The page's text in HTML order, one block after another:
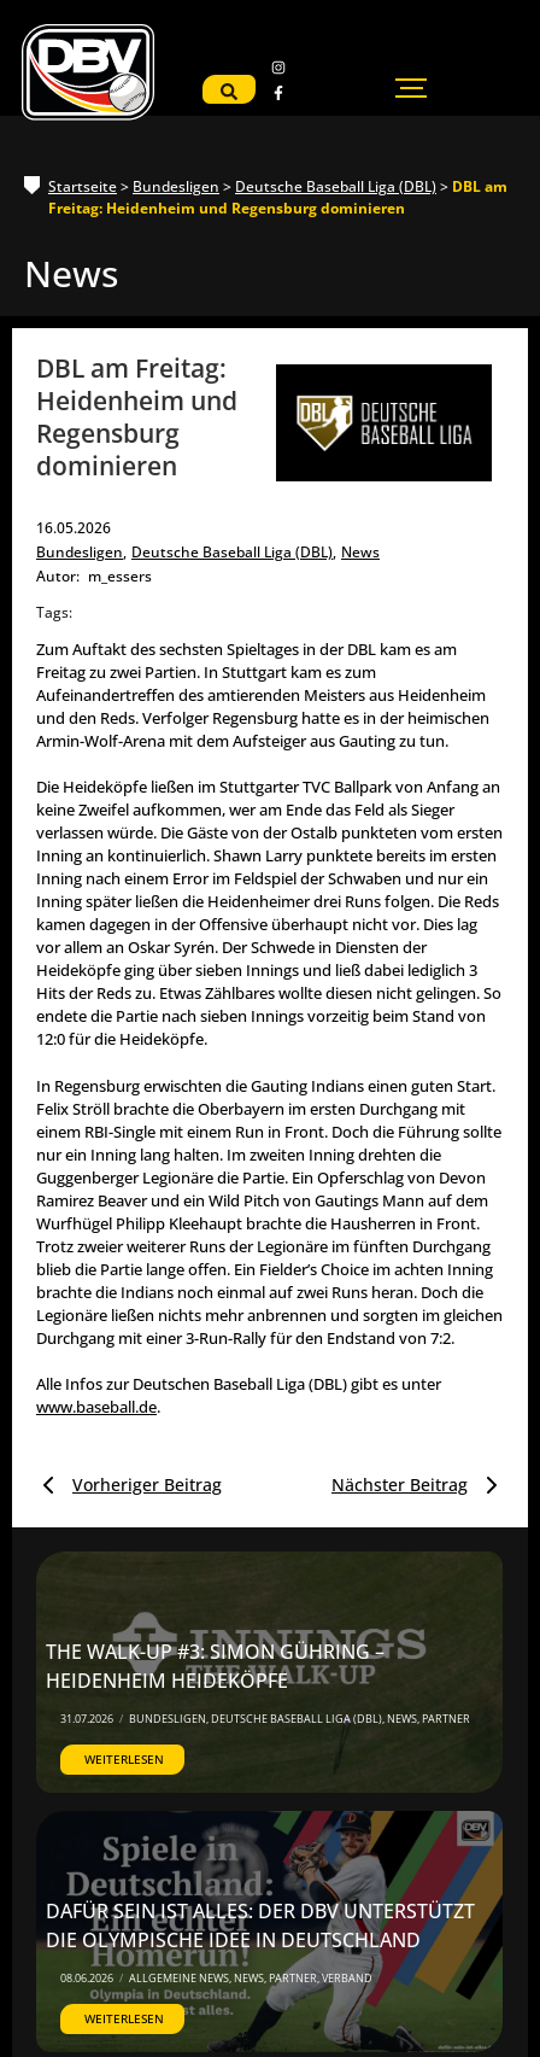
Startseite> Bundesligen > Deutsche Baseball Liga (DBL)> DBL am
Freitag: Heidenheim und Regensburg dominieren
News
DBL am Freitag:
Heidenheim und
Regensburg
dominieren
16.05.2026
Bundesligen, Deutsche Baseball Liga (DBL), News
Autor: m_essers
Tags:
Zum Auftakt des sechsten Spieltages in der DBL kam es am
Freitag zu zwei Partien. In Stuttgart kam es zum
Aufeinandertreffen des amtierenden Meisters aus Heidenheim
und den Reds. Verfolger Regensburg hatte es in der heimischen
Armin-Wolf-Arena mit dem Aufsteiger aus Gauting zu tun.
Die Heideköpfe ließen im Stuttgarter TVC Ballpark von Anfang an
keine Zweifel aufkommen, wer am Ende das Feld als Sieger
verlassen würde. Die Gäste von der Ostalb punkteten vom ersten
Inning an kontinuierlich. Shawn Larry punktete bereits im ersten
Inning nach einem Error im Feldspiel der Schwaben und nur ein
Inning später ließen die Heidenheimer drei Runs folgen. Die Reds
kamen dagegen in der Offensive überhaupt nicht vor. Dies lag
vor allem an Oskar Syrén. Der Schwede in Diensten der
Heideköpfe ging über sieben Innings und ließ dabei lediglich 3
Hits der Reds zu. Etwas Zählbares wollte diesen nicht gelingen. So
endete die Partie nach sieben Innings vorzeitig beim Stand von
12:0 für die Heideköpfe.
In Regensburg erwischten die Gauting Indians einen guten Start.
Felix Ströll brachte die Oberbayern im ersten Durchgang mit
einem RBI-Single mit einem Run in Front. Doch die Führung sollte
nur ein Inning lang halten. Im zweiten Inning drehten die
Guggenberger Legionäre die Partie. Ein Opferschlag von Devon
Ramirez Beaver und ein Wild Pitch von Gautings Mann auf dem
Wurfhügel Philipp Kleehaupt brachte die Hausherren in Front.
Trotz zweier weiterer Runs der Legionäre im fünften Durchgang
blieb die Partie lange offen. Ein Fielder’s Choice im achten Inning
brachte die Indians noch einmal auf zwei Runs heran. Doch die
Legionäre ließen nichts mehr anbrennen und sorgten im gleichen
Durchgang mit einer 3-Run-Rally für den Endstand von 7:2.
Alle Infos zur Deutschen Baseball Liga (DBL) gibt es unter
www.baseball.de.
Vorheriger Beitrag Nächster Beitrag
THE WALK-UP #3: SIMON GÜHRING –
HEIDENHEIM HEIDEKÖPFE
31.07.2026 / BUNDESLIGEN,DEUTSCHE BASEBALL LIGA (DBL),NEWS,PARTNER
WEITERLESEN
DAFÜR SEIN IST ALLES: DER DBV UNTERSTÜTZT
DIE OLYMPISCHE IDEE IN DEUTSCHLAND
08.06.2026 / ALLGEMEINE NEWS,NEWS,PARTNER,VERBAND
WEITERLESEN